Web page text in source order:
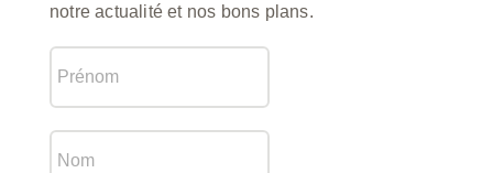
notre actualité et nos bons plans.